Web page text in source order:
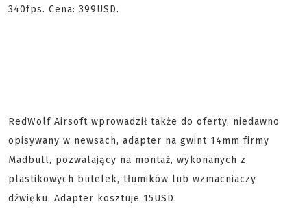
340fps. Cena: 399USD.
RedWolf Airsoft wprowadził także do oferty, niedawno
opisywany w newsach, adapter na gwint 14mm firmy
Madbull, pozwalający na montaż, wykonanych z
plastikowych butelek, tłumików lub wzmacniaczy
dźwięku. Adapter kosztuje 15USD.